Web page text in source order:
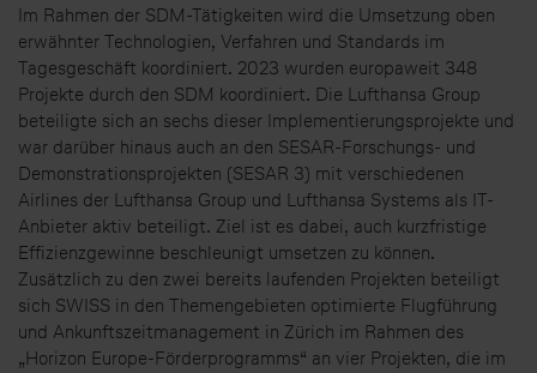
Im Rahmen der SDM-Tätigkeiten wird die Umsetzung oben
erwähnter Technologien, Verfahren und Standards im
Tagesgeschäft koordiniert. 2023 wurden europaweit 348
Projekte durch den SDM koordiniert. Die Lufthansa Group
beteiligte sich an sechs dieser Implementierungsprojekte und
war darüber hinaus auch an den SESAR-Forschungs- und
Demonstrationsprojekten (SESAR 3) mit verschiedenen
Airlines der Lufthansa Group und Lufthansa Systems als IT-
Anbieter aktiv beteiligt. Ziel ist es dabei, auch kurzfristige
Effizienzgewinne beschleunigt umsetzen zu können.
Zusätzlich zu den zwei bereits laufenden Projekten beteiligt
sich SWISS in den Themengebieten optimierte Flugführung
und Ankunftszeitmanagement in Zürich im Rahmen des
„Horizon Europe-Förderprogramms“ an vier Projekten, die im